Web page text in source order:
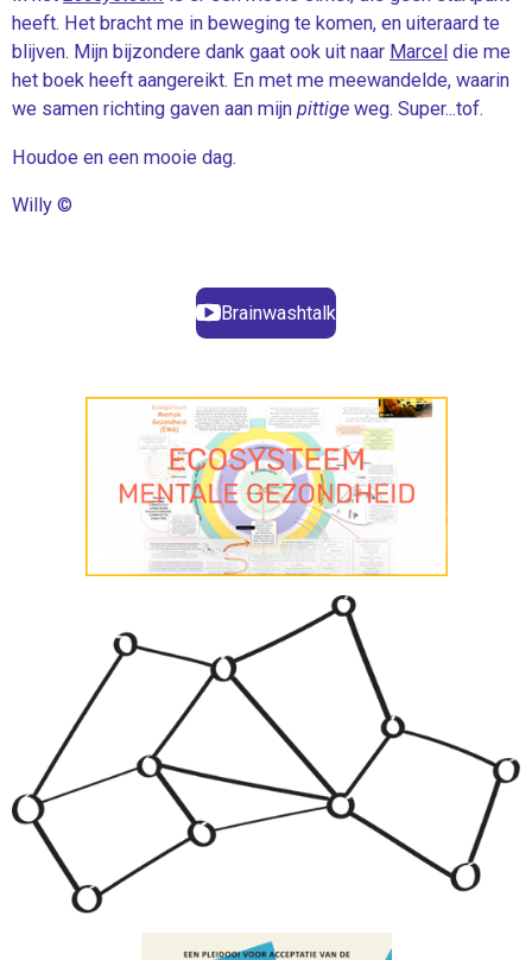
heeft. Het bracht me in beweging te komen, en uiteraard te
blijven. Mijn bijzondere dank gaat ook uit naar Marcel die me
het boek heeft aangereikt. En met me meewandelde, waarin
we samen richting gaven aan mijn pittige weg. Super...tof.
Houdoe en een mooie dag.
Willy ©
Brainwashtalk